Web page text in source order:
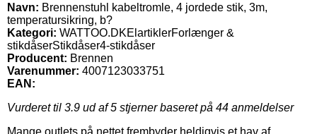
Navn: Brennenstuhl kabeltromle, 4 jordede stik, 3m,
temperatursikring, b?
Kategori: WATTOO.DKElartiklerForlænger &
stikdåserStikdåser4-stikdåser
Producent: Brennen
Varenummer: 4007123033751
EAN:
Vurderet til 3.9 ud af 5 stjerner baseret på 44 anmeldelser
Mange outlets på nettet frembyder heldigvis et hav af